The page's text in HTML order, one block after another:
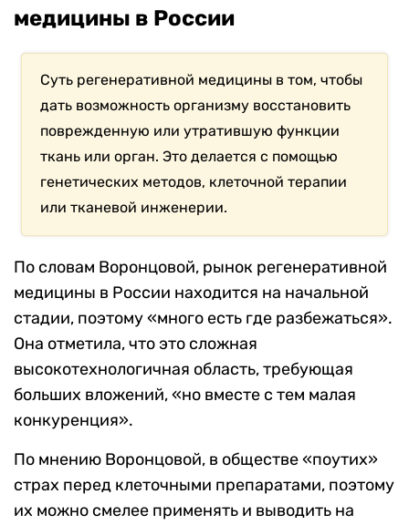
медицины в России
Суть регенеративной медицины в том, чтобы
дать возможность организму восстановить
поврежденную или утратившую функции
ткань или орган. Это делается с помощью
генетических методов, клеточной терапии
или тканевой инженерии.
По словам Воронцовой, рынок регенеративной
медицины в России находится на начальной
стадии, поэтому «много есть где разбежаться».
Она отметила, что это сложная
высокотехнологичная область, требующая
больших вложений, «но вместе с тем малая
конкуренция».
По мнению Воронцовой, в обществе «поутих»
страх перед клеточными препаратами, поэтому
их можно смелее применять и выводить на